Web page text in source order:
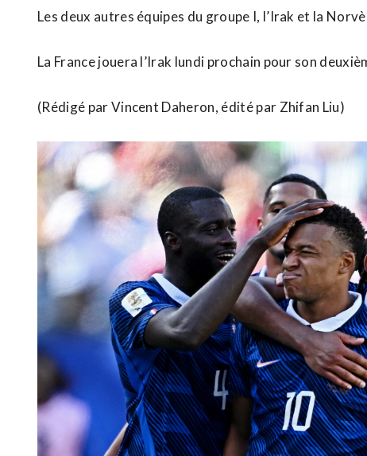
Les deux autres équipes du groupe I, l’Irak et la
La France jouera l’Irak lundi prochain pour son
(Rédigé par Vincent Daheron, édité par Zhifan Liu)